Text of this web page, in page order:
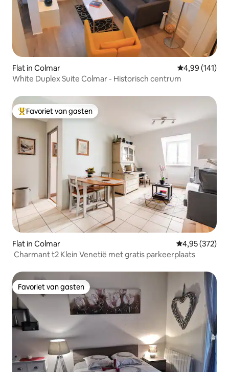
Flat in Colmar Gemiddelde
4,99 (141)
White Duplex Suite Colmar - Historisch centrum
Topfavoriet van gasten
Favoriet van gasten
Flat in Colmar Gemiddelde
4,95 (372)
Charmant t2 Klein Venetië met gratis parkeerplaats
Favoriet van gasten
Favoriet van gasten